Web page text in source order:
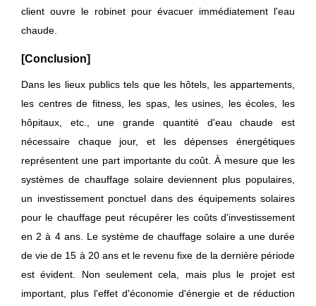
client ouvre le robinet pour évacuer immédiatement l'eau
chaude.
[Conclusion]
Dans les lieux publics tels que les hôtels, les appartements,
les centres de fitness, les spas, les usines, les écoles, les
hôpitaux, etc., une grande quantité d'eau chaude est
nécessaire chaque jour, et les dépenses énergétiques
représentent une part importante du coût. À mesure que les
systèmes de chauffage solaire deviennent plus populaires,
un investissement ponctuel dans des équipements solaires
pour le chauffage peut récupérer les coûts d'investissement
en 2 à 4 ans. Le système de chauffage solaire a une durée
de vie de 15 à 20 ans et le revenu fixe de la dernière période
est évident. Non seulement cela, mais plus le projet est
important, plus l'effet d'économie d'énergie et de réduction